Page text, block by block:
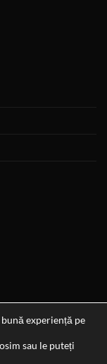
experiență pe
sau le puteți